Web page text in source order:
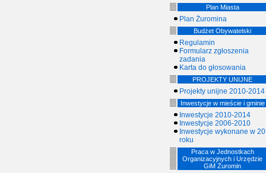
Plan Miasta
Plan Żuromina
Budżet Obywatelski
Regulamin
Formularz zgłoszenia
zadania
Karta do głosowania
PROJEKTY UNIJNE
Projekty unijne 2010-2014
Inwestycje w mieście i gminie
Inwestycje 2010-2014
Inwestycje 2006-2010
Inwestycje wykonane w
roku
Praca w Jednostkach
Organizacyjnych i Urzędzie
GiM Żuromin